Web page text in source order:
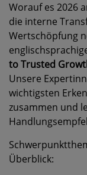
Worauf es 2026
die interne
Wertschöpfung
to Trusted
Unsere
wichtigsten
zusammen und
Überblick: